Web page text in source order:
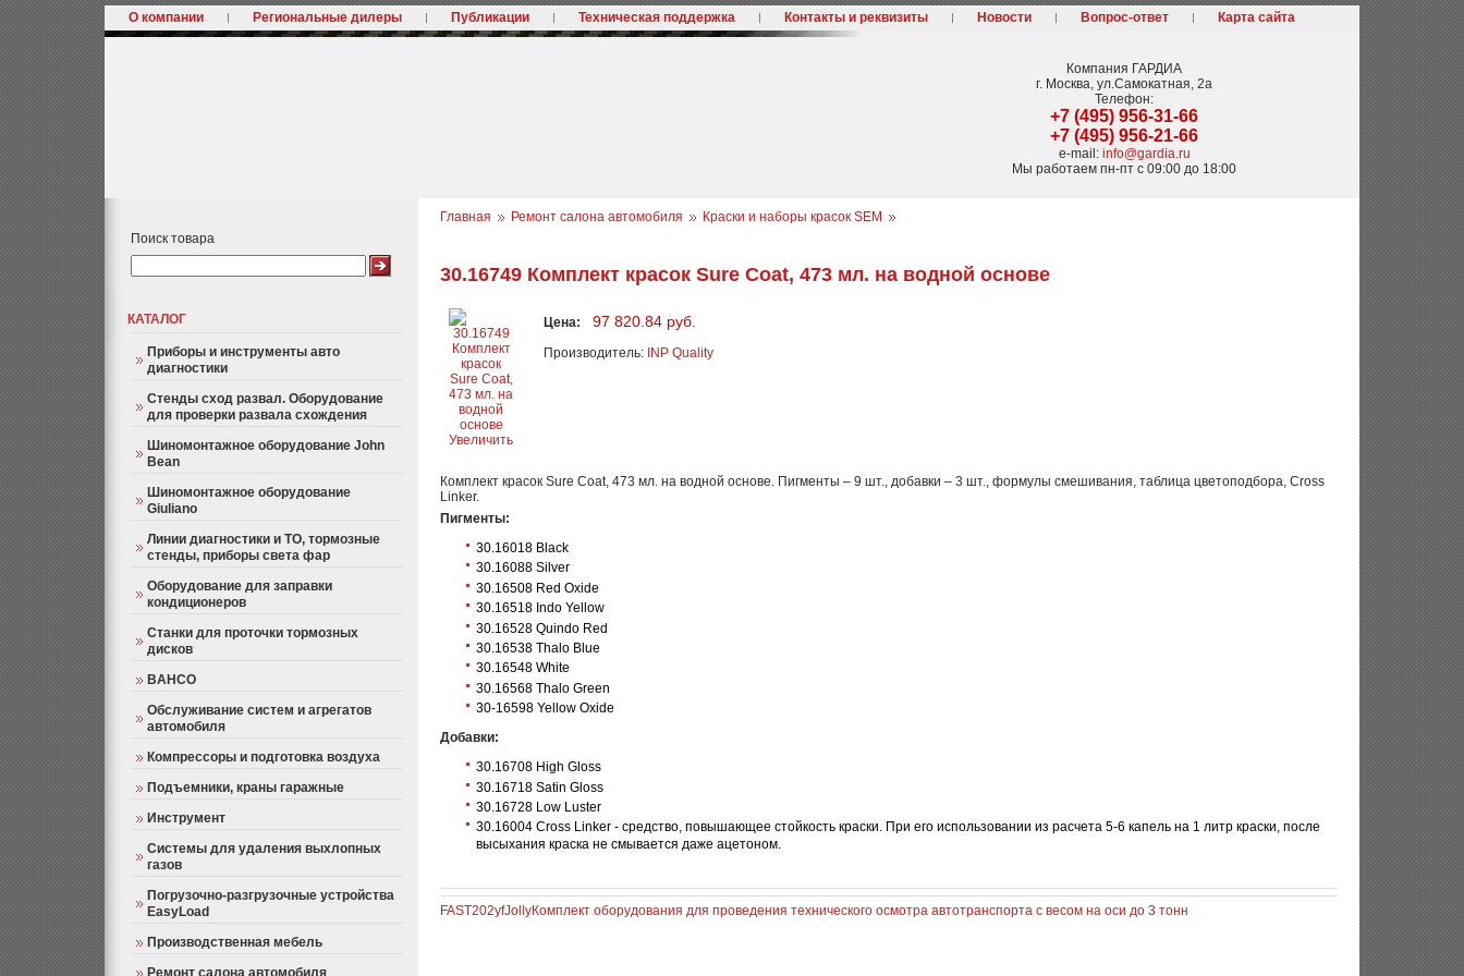
О компании Региональные дилеры Публикации Техническая поддержка Контакты и реквизиты Новости Вопрос-ответ Карта сайта
Компания ГАРДИА
г. Москва, ул.Самокатная, 2а
Телефон:
+7 (495) 956-31-66
+7 (495) 956-21-66
e-mail: info@gardia.ru
Мы работаем пн-пт с 09:00 до 18:00
Поиск товара
КАТАЛОГ
Приборы и инструменты авто
диагностики
Стенды сход развал. Оборудование
для проверки развала схождения
Шиномонтажное оборудование John
Bean
Шиномонтажное оборудование
Giuliano
Линии диагностики и ТО, тормозные
стенды, приборы света фар
Оборудование для заправки
кондиционеров
Станки для проточки тормозных
дисков
BAHCO
Обслуживание систем и агрегатов
автомобиля
Компрессоры и подготовка воздуха
Подъемники, краны гаражные
Инструмент
Системы для удаления выхлопных
газов
Погрузочно-разгрузочные устройства
EasyLoad
Производственная мебель
Ремонт салона автомобиля
Главная Ремонт салона автомобиля Краски и наборы красок SEM
30.16749 Комплект красок Sure Coat, 473 мл. на водной основе
Увеличить
Цена: 97 820.84 руб.
Производитель: INP Quality
Комплект красок Sure Coat, 473 мл. на водной основе. Пигменты – 9 шт., добавки – 3 шт., формулы смешивания, таблица цветоподбора, Cross
Linker.
Пигменты:
30.16018 Black
30.16088 Silver
30.16508 Red Oxide
30.16518 Indo Yellow
30.16528 Quindo Red
30.16538 Thalo Blue
30.16548 White
30.16568 Thalo Green
30-16598 Yellow Oxide
Добавки:
30.16708 High Gloss
30.16718 Satin Gloss
30.16728 Low Luster
30.16004 Cross Linker - средство, повышающее стойкость краски. При его использовании из расчета 5-6 капель на 1 литр краски, после
высыхания краска не смывается даже ацетоном.
FAST202yfJollyКомплект оборудования для проведения технического осмотра автотранспорта с весом на оси до 3 тонн